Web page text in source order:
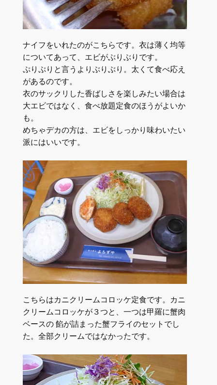
ナイフをいれたのがこちらです。衣は薄く均等
についてあって、エビがぶりぶりです。
ぷりぷりと言うよりぶりぶり。太くて食べ応え
があるのです。
衣のサックリした香ばしさを楽しみたい場合は
大エビではなく、食べ放題定食のほうがよいか
も。
めちゃデカの方は、エビをしっかり味わいたい
派にはいいです。
こちらはカニクリームコロッケ定食です。カニ
クリームコロッケが３つと、一つは甲羅に蟹肉
ベースの 餡が詰まった蟹フライのセットでし
た。全部クリームではなかったです。